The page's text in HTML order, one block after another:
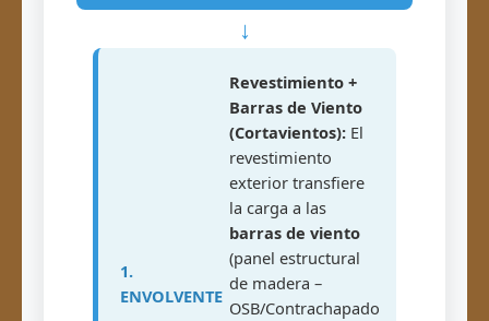
↓
1.
ENVOLVENTE
Revestimiento +
Barras de Viento
(Cortavientos): El
revestimiento
exterior transfiere
la carga a las
barras de viento
(panel estructural
de madera –
OSB/Contrachapado